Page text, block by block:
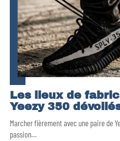
Les lieux de
Yeezy 350
Marcher fièrement avec une paire de
passion…